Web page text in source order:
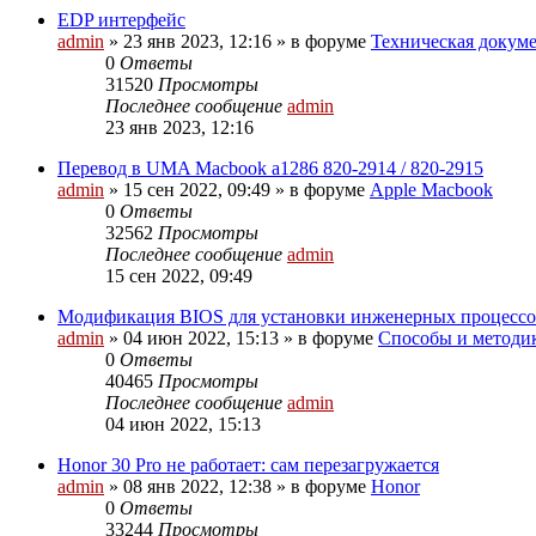
EDP интерфейс
admin » 23 янв 2023, 12:16 » в форуме Техническая
0 Ответы
31520 Просмотры
Последнее сообщение admin
23 янв 2023, 12:16
Перевод в UMA Macbook a1286 820-2914 / 820-2915
admin » 15 сен 2022, 09:49 » в форуме Apple Macbook
0 Ответы
32562 Просмотры
Последнее сообщение admin
15 сен 2022, 09:49
Модификация BIOS для установки инженерных
admin » 04 июн 2022, 15:13 » в форуме Способы и
0 Ответы
40465 Просмотры
Последнее сообщение admin
04 июн 2022, 15:13
Honor 30 Pro не работает: сам перезагружается
admin » 08 янв 2022, 12:38 » в форуме Honor
0 Ответы
33244 Просмотры